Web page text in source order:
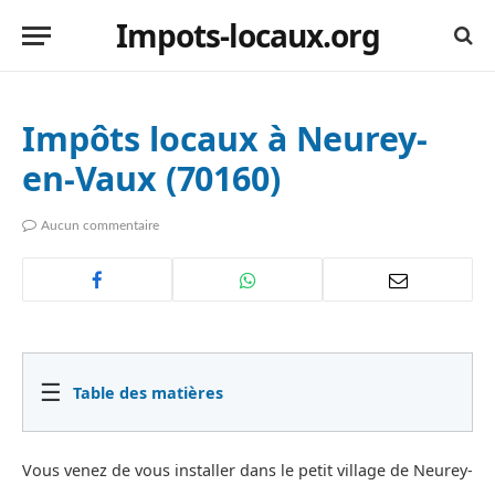
Impots-locaux.org
Impôts locaux à Neurey-
en-Vaux (70160)
Aucun commentaire
☰ Table des matières
Vous venez de vous installer dans le petit village de Neurey-